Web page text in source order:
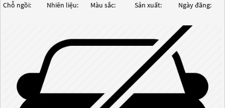
Chỗ ngồi: Nhiên liệu: Màu sắc: Sản xuất: Ngày đăng: